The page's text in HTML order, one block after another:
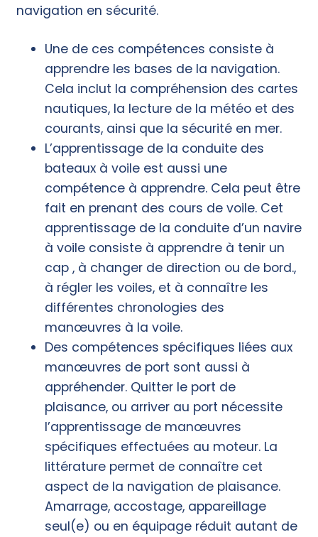
navigation en sécurité.
Une de ces compétences consiste à
apprendre les bases de la navigation.
Cela inclut la compréhension des cartes
nautiques, la lecture de la météo et des
courants, ainsi que la sécurité en mer.
L’apprentissage de la conduite des
bateaux à voile est aussi une
compétence à apprendre. Cela peut être
fait en prenant des cours de voile. Cet
apprentissage de la conduite d’un navire
à voile consiste à apprendre à tenir un
cap , à changer de direction ou de bord.,
à régler les voiles, et à connaître les
différentes chronologies des
manœuvres à la voile.
Des compétences spécifiques liées aux
manœuvres de port sont aussi à
appréhender. Quitter le port de
plaisance, ou arriver au port nécessite
l’apprentissage de manœuvres
spécifiques effectuées au moteur. La
littérature permet de connaître cet
aspect de la navigation de plaisance.
Amarrage, accostage, appareillage
seul(e) ou en équipage réduit autant de